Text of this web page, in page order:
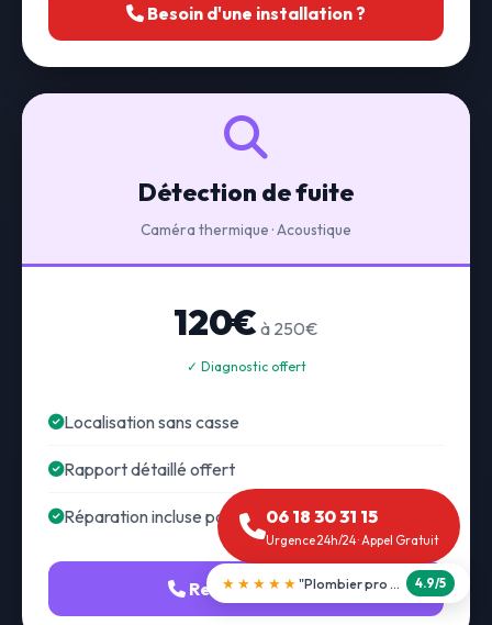
Besoin d'une installation ?
Détection de fuite
Caméra thermique · Acoustique
120€ à 250€
✓ Diagnostic offert
Localisation sans casse
Rapport détaillé offert
Réparation incluse possible
Recherche fuite
06 18 30 31 15
Urgence 24h/24 · Appel Gratuit
★★★★★ "Débouchage WC en 30 min" 5.0/5